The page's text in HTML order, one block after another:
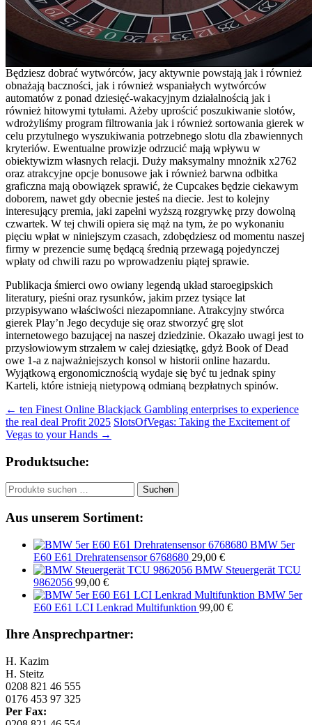
Będziesz dobrać wytwórców, jacy aktywnie powstają jak i również
obnażają baczności, jak i również wspaniałych wytwórców
automatów z ponad dziesięć-wakacyjnym działalnością jak i
również hitowymi tytułami. Ażeby uprościć poszukiwanie slotów,
wdrożyliśmy program filtrowania jak i również sortowania gierek w
celu przytulnego wyszukiwania potrzebnego slotu dla zbawiennych
kryteriów. Ewentualne prowizje odrzucić mają wpływu w
obiektywizm własnych relacji. Duży maksymalny mnożnik x2762
oraz atrakcyjne opcje bonusowe jak i również barwna odbitka
graficzna mają obowiązek sprawić, że Cupcakes będzie ciekawym
doborem, nawet gdy obecnie jesteś na diecie. Jest to kolejny
interesujący premia, jaki zapełni wyższą rozgrywkę przy dowolną
czwartek. W tej chwili opiera się mąż na tym, że po wykonaniu
pięciu wpłat w niniejszym czasach, zdobędziesz od momentu naszej
firmy w prezencie sumę będącą średnią przewagą pojedynczej
wpłaty od chwili razu po wprowadzeniu piątej sprawie.
Publikacja śmierci owo owiany legendą układ staroegipskich
literatury, pieśni oraz rysunków, jakim przez tysiące lat
przypisywano właściwości niezapomniane. Atrakcyjny stwórca
gierek Play’n Jego decyduje się oraz stworzyć grę slot
internetowego bazującej na naszej dziedzinie. Okazało uwagi jest to
przysłowiowym strzałem w całej dziesiątkę, gdyż Book of Dead
owe 1-a z najważniejszych konsol w historii online hazardu.
Wyjątkową ergonomicznością wydaje się być tu jednak spiny
Karteli, które istnieją nietypową odmianą bezpłatnych spinów.
Beitragsnavigation
← ten Finest Online Blackjack Gambling enterprises to experience
the real deal Profit 2025 SlotsOfVegas: Taking the Excitement of
Vegas to your Hands →
Produktsuche:
Suchen
nach:
Suchen
Aus unserem Sortiment:
BMW 5er
E60 E61 Drehratensensor 6768680 29,00 €
BMW Steuergerät TCU
9862056 99,00 €
BMW 5er
E60 E61 LCI Lenkrad Multifunktion 99,00 €
Ihre Ansprechpartner:
H. Kazim
H. Steitz
0208 821 46 555
0176 453 97 325
Per Fax: